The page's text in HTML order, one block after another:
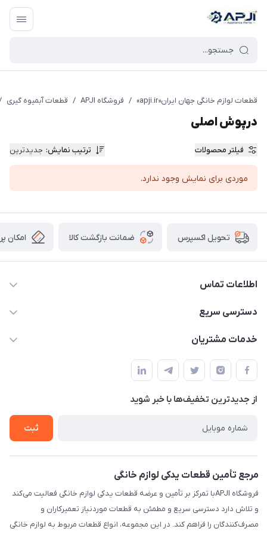
قطعات یدکی و جانبی لوازم خانگی جهان ایران
قطعات لوازم خانگی جهان ایران«apji.ir» / فروشگاه APJI / قطعات آبمیوه گیری
درپوش اصلی
فیلتر محصولات ترتیب نمایش: جدیدترین
موردی برای نمایش وجود ندارد.
تحویل اکسپرس ضمانت بازگشت کالا امکان
اطلاعات تماس
09106753413
دسترسی سریع
حساب کاربری
لیست محصولات
درباره ما
خدمات مشتریان
قوانین و مقررات
حریم خصوصی
راهنما
از جدید‌ترین تخفیف‌ها با‌ خبر شوید
ثبت
مرجع تأمین قطعات یدکی لوازم خانگی
فروشگاه APJIبا تمرکز بر تأمین و عرضه قطعات یدکی لوازم خانگی فعالیت می‌کند
و تلاش دارد دسترسی سریع و مطمئن به قطعات موردنیاز تعمیرکاران و
مصرف‌کنندگان را فراهم کند. در این مجموعه، انواع قطعات مربوط به لوازم خانگی